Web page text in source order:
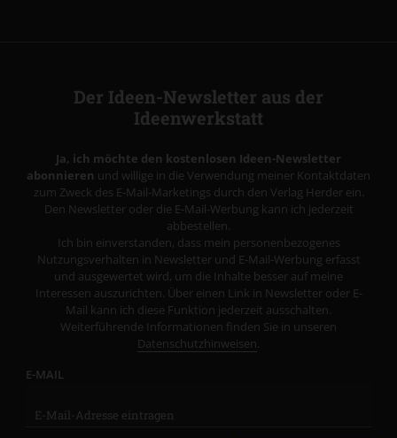
Der Ideen-Newsletter aus der
Ideenwerkstatt
Ja, ich möchte den kostenlosen Ideen-Newsletter
abonnieren und willige in die Verwendung meiner Kontaktdaten
zum Zweck des E-Mail-Marketings durch den Verlag Herder ein.
Den Newsletter oder die E-Mail-Werbung kann ich jederzeit
abbestellen.
Ich bin einverstanden, dass mein personenbezogenes
Nutzungsverhalten in Newsletter und E-Mail-Werbung erfasst
und ausgewertet wird, um die Inhalte besser auf meine
Interessen auszurichten. Über einen Link in Newsletter oder E-
Mail kann ich diese Funktion jederzeit ausschalten.
Weiterführende Informationen finden Sie in unseren
Datenschutzhinweisen.
E-MAIL